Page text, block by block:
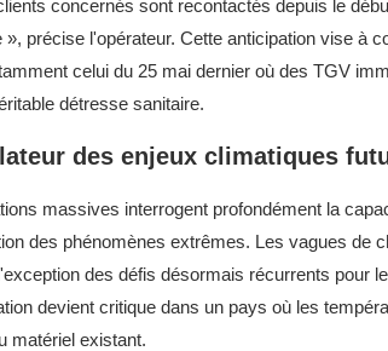
concernés sont recontactés depuis le
», précise l'opérateur. Cette anticipation vise à
celui du 25 mai dernier où des TGV
détresse sanitaire.
des enjeux climatiques
massives interrogent profondément la
des phénomènes extrêmes. Les vagues de
des défis désormais récurrents pour
devient critique dans un pays où les
matériel existant.